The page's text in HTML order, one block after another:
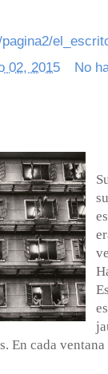
02, 2015
No
En cada